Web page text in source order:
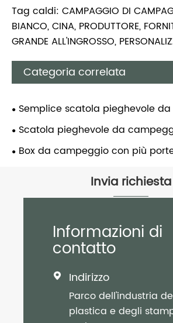
Tag caldi: CAMPAGGIO DI
BIANCO, CINA, PRODUTTORE,
GRANDE ALL'INGROSSO,
Categoria correlata
Semplice scatola pieghevole
Scatola pieghevole da
Box da campeggio con più
Invia richiesta
Informazioni di
contatto
 Indirizzo
Parco dell'industria
plastica e degli